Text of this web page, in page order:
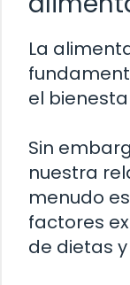
La
el
Sin
nuestra
menudo
factores
de dietas